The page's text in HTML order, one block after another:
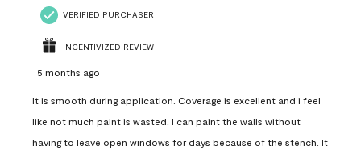
VERIFIED PURCHASER
INCENTIVIZED REVIEW
5 months ago
It is smooth during application. Coverage is excellent and i feel
like not much paint is wasted. I can paint the walls without
having to leave open windows for days because of the stench. It